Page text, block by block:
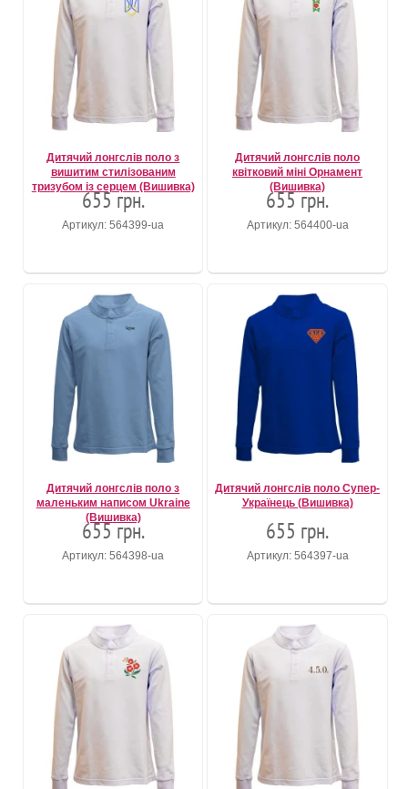
Дитячий лонгслів поло з
вишитим стилізованим
тризубом із серцем (Вишивка)
655 грн.
Артикул: 564399-ua
Дитячий лонгслів поло
квітковий міні Орнамент
(Вишивка)
655 грн.
Артикул: 564400-ua
Дитячий лонгслів поло з
маленьким написом Ukraine
(Вишивка)
655 грн.
Артикул: 564398-ua
Дитячий лонгслів поло Супер-
Українець (Вишивка)
655 грн.
Артикул: 564397-ua